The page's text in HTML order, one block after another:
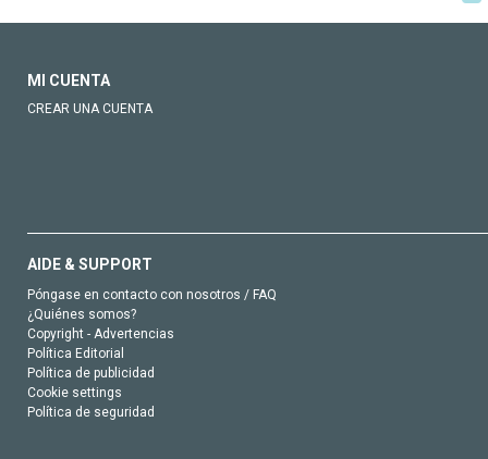
MI CUENTA
CREAR UNA CUENTA
AIDE & SUPPORT
Póngase en contacto con nosotros / FAQ
¿Quiénes somos?
Copyright - Advertencias
Política Editorial
Política de publicidad
Cookie settings
Política de seguridad